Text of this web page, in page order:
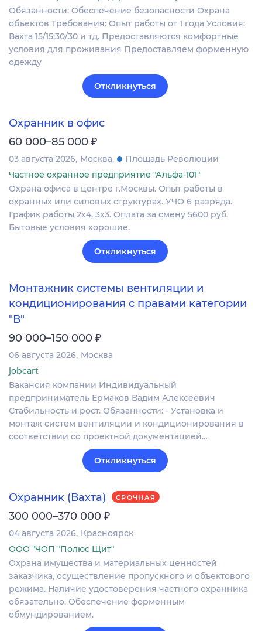
Обязанности: Обеспечение безопасности Охрана
объектов Требования: Опыт работы от 1 года Условия:
Вахта 15/15;30/30 и тд. Предоставляются комфортные
условия для проживания Предоставляем форменную
одежду
Откликнуться
Охранник в офис
60 000–85 000 ₽
03 августа 2026 Москва
Площадь Революции
Частное охранное предприятие "Альфа-101"
Охрана офиса в центре г.Москвы. Опыт работы в
охранных или силовых структурах. УЧО 6 разряда.
График работы 2х4, 3х3. Оплата за смену 5600 руб.
Бытовые условия хорошие.
Откликнуться
Монтажник системы вентиляции и
кондиционирования с правами категории
"В"
90 000–150 000 ₽
06 августа 2026 Москва
jobcart
Вакансия компании Индивидуальный
предприниматель Ермаков Вадим Алексеевич
Стабильность и рост. Обязанности: - Установка и
монтаж систем вентиляции и кондиционирования в
соответствии со проектной документацией…
Откликнуться
Охранник (Вахта) СРОЧНАЯ
300 000–370 000 ₽
04 августа 2026 Красноярск
ООО "ЧОП "Полюс Щит"
Охрана имущества и материальных ценностей
заказчика, осуществление пропускного и объектового
режима. Наличие удостоверения частного охранника
обязательно. Обеспечение форменным
обмундированием.